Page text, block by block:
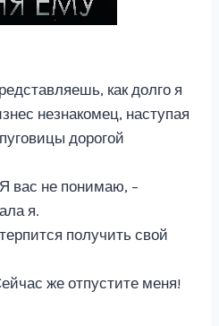
как долго я
незнакомец, наступая
дорогой
вас не понимаю, –
я.
получить свой
же отпустите меня!